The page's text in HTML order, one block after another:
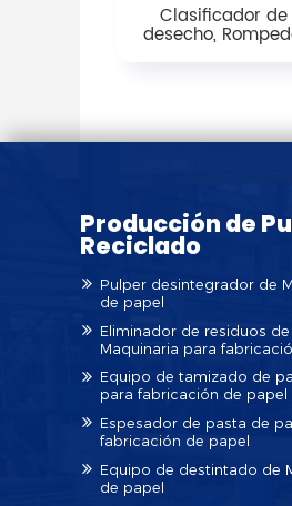
Clasificador
desecho,
Producción de
Reciclado
Pulper desintegrador de
de papel
Eliminador de residuos
Maquinaria para
Equipo de tamizado de
para fabricación de papel
Espesador de pasta de
fabricación de papel
Equipo de destintado de
de papel